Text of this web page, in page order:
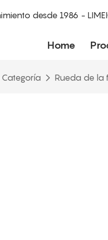
desde 1986 -
Home
Rueda de la